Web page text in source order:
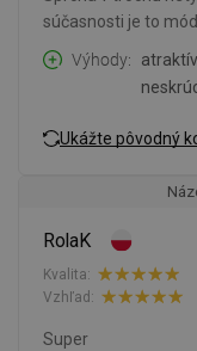
súčasnosti je to
Výhody
Ukážte pôvodný
RolaK
Kvalita:
Vzhľad:
Super